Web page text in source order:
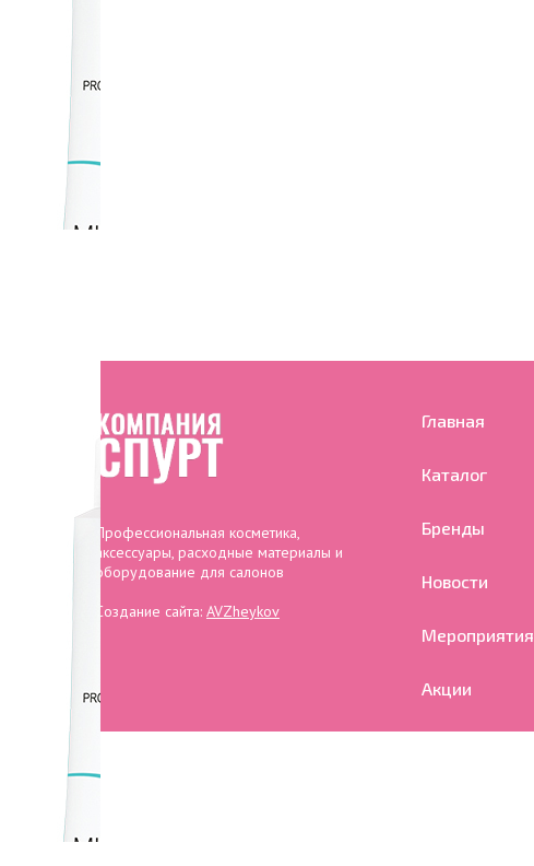
Профессиональная косметика,
аксессуары, расходные материалы и
оборудование для салонов
Создание сайта: AVZheykov
Главная
Каталог
Бренды
Новости
Мероприятия
Акции